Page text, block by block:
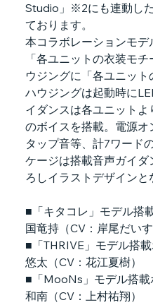
Studio」※2にも連動し
ております。
本コラボレーションモ
「各ユニットの衣装モ
ウジングに「各ユニット
ハウジングは起動時に
イダンスは各ユニット
のボイスを搭載。電源
タップ音等、計7ワード
ケージは搭載音声ガイ
ろしイラストデザインと
■「キタコレ」モデル搭
国竜持（CV：岸尾だいす
■「THRIVE」モデル搭
悠太（CV：花江夏樹）
■「MooNs」モデル搭
和南（CV：上村祐翔）